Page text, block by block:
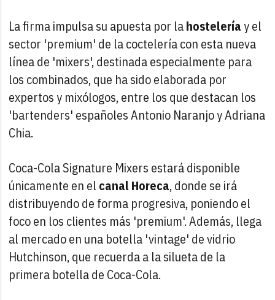
La firma impulsa su apuesta por lahosteleríay el
sector 'premium' de la coctelería con esta nueva
línea de 'mixers', destinada especialmente para
los combinados, que ha sido elaborada por
expertos y mixólogos, entre los que destacan los
'bartenders' españoles Antonio Naranjo y Adriana
Chia.
Coca-Cola Signature Mixers estará disponible
únicamente en el canal Horeca, donde se irá
distribuyendo de forma progresiva, poniendo el
foco en los clientes más 'premium'. Además, llega
al mercado en una botella 'vintage' de vidrio
Hutchinson, que recuerda a la silueta de la
primera botella de Coca-Cola.